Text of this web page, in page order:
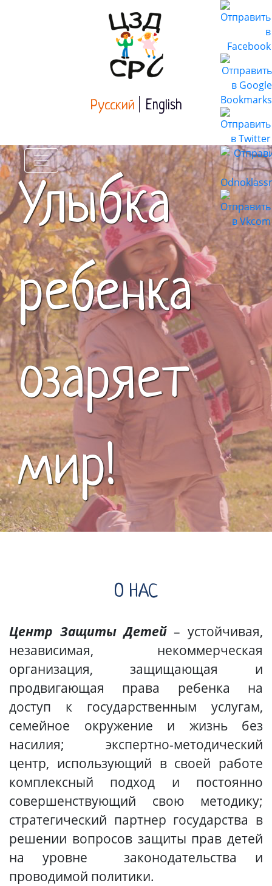
Русский English
Улыбка
ребенка
озаряет
мир!
О НАС
Центр Защиты Детей– устойчивая,
независимая, некоммерческая
организация, защищающая и
продвигающая права ребенка на
доступ к государственным услугам,
семейное окружение и жизнь без
насилия; экспертно-методический
центр, использующий в своей работе
комплексный подход и постоянно
совершенствующий свою методику;
стратегический партнер государства в
решении вопросов защиты прав детей
на уровне законодательства и
проводимой политики.